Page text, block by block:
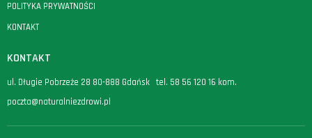
POLITYKA PRYWATNOŚCI
KONTAKT
KONTAKT
ul. Długie Pobrzeże 28 80-888 Gdańsk tel. 58 56 120 16 kom.
poczta@naturalniezdrowi.pl